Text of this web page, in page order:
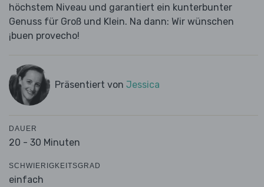
höchstem Niveau und garantiert ein kunterbunter
Genuss für Groß und Klein. Na dann: Wir wünschen
¡buen provecho!
Präsentiert von Jessica
DAUER
20 - 30 Minuten
SCHWIERIGKEITSGRAD
einfach